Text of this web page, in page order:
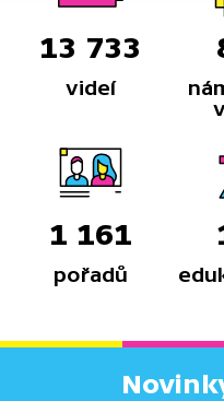
13 733
videí
1 161
pořadů